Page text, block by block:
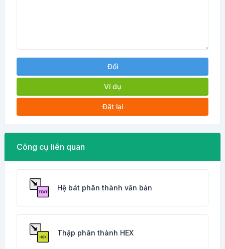
Đổi
Ví dụ
Đặt lại
Công cụ liên quan
Hệ bát phân thành văn bản
Thập phân thành HEX